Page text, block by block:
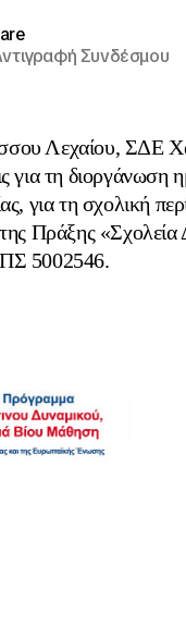
Συνδέσμου
Λεχαίου, ΣΔΕ
για τη διοργάνωση
για τη σχολική
Πράξης «Σχολεία
5002546.